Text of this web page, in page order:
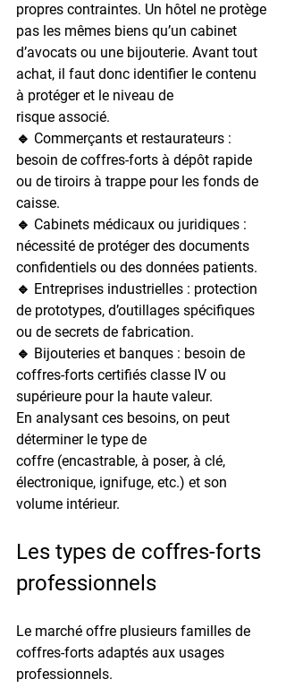
propres contraintes. Un hôtel ne protège
pas les mêmes biens qu’un cabinet
d’avocats ou une bijouterie. Avant tout
achat, il faut donc identifier le contenu
à protéger et le niveau de
risque associé.
🔹 Commerçants et restaurateurs :
besoin de coffres-forts à dépôt rapide
ou de tiroirs à trappe pour les fonds de
caisse.
🔹 Cabinets médicaux ou juridiques :
nécessité de protéger des documents
confidentiels ou des données patients.
🔹 Entreprises industrielles : protection
de prototypes, d’outillages spécifiques
ou de secrets de fabrication.
🔹 Bijouteries et banques : besoin de
coffres-forts certifiés classe IV ou
supérieure pour la haute valeur.
En analysant ces besoins, on peut
déterminer le type de
coffre (encastrable, à poser, à clé,
électronique, ignifuge, etc.) et son
volume intérieur.
Les types de coffres-forts
professionnels
Le marché offre plusieurs familles de
coffres-forts adaptés aux usages
professionnels.